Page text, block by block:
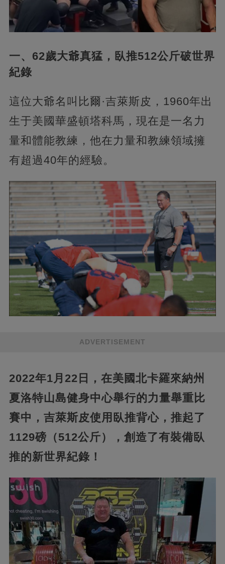
一、62歲大爺真猛，臥推512公斤破世界
紀錄
這位大爺名叫比爾·吉萊斯皮，1960年出
生于美國華盛頓塔科馬，現在是一名力
量和體能教練，他在力量和教練領域擁
有超過40年的經驗。
ADVERTISEMENT
2022年1月22日，在美國北卡羅來納州
夏洛特山島健身中心舉行的力量舉重比
賽中，吉萊斯皮使用臥推背心，推起了
1129磅（512公斤），創造了有裝備臥
推的新世界紀錄！